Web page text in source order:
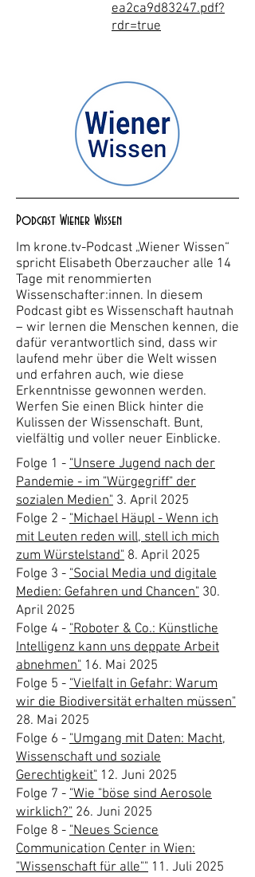
ea2ca9d83247.pdf?
rdr=true
Podcast Wiener Wissen
Im krone.tv-Podcast „Wiener Wissen“
spricht Elisabeth Oberzaucher alle 14
Tage mit renommierten
Wissenschafter:innen. In diesem
Podcast gibt es Wissenschaft hautnah
– wir lernen die Menschen kennen, die
dafür verantwortlich sind, dass wir
laufend mehr über die Welt wissen
und erfahren auch, wie diese
Erkenntnisse gewonnen werden.
Werfen Sie einen Blick hinter die
Kulissen der Wissenschaft. Bunt,
vielfältig und voller neuer Einblicke.
Folge 1 - "Unsere Jugend nach der
Pandemie - im "Würgegriff" der
sozialen Medien" 3. April 2025
Folge 2 - "Michael Häupl - Wenn ich
mit Leuten reden will, stell ich mich
zum Würstelstand" 8. April 2025
Folge 3 - "Social Media und digitale
Medien: Gefahren und Chancen" 30.
April 2025
Folge 4 - "Roboter & Co.: Künstliche
Intelligenz kann uns deppate Arbeit
abnehmen" 16. Mai 2025
Folge 5 - "Vielfalt in Gefahr: Warum
wir die Biodiversität erhalten müssen"
28. Mai 2025
Folge 6 - "Umgang mit Daten: Macht,
Wissenschaft und soziale
Gerechtigkeit" 12. Juni 2025
Folge 7 - "Wie "böse sind Aerosole
wirklich?" 26. Juni 2025
Folge 8 - "Neues Science
Communication Center in Wien:
"Wissenschaft für alle"" 11. Juli 2025